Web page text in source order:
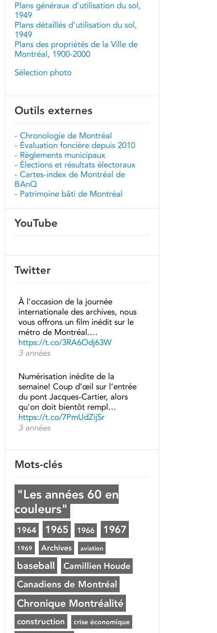
Plans généraux d'utilisation du sol,
1949
Plans détaillés d'utilisation du sol,
1949
Plans des propriétés de la Ville de
Montréal, 1900-2000
Sélection photo
Outils externes
- Chronologie de Montréal
- Évaluation foncière depuis 2010
- Règlements municipaux
- Élections et résultats électoraux
- Cartes-index de Montréal de
BAnQ
- Patrimoine bâti de Montréal
YouTube
Twitter
À l'occasion de la journée
internationale des archives, nous
vous offrons un film inédit sur le
métro de Montréal.…
https://t.co/3RA6Odj63W
3 années
Numérisation inédite de la
semaine! Coup d’œil sur l’entrée
du pont Jacques-Cartier, alors
qu'on doit bientôt rempl…
https://t.co/7PmUdZijSr
3 années
Mots-clés
"Les années 60 en
couleurs"
1964 1965 1966 1967
1969 Archives aviation
baseball Camillien Houde
Canadiens de Montréal
Chronique Montréalité
construction crise économique